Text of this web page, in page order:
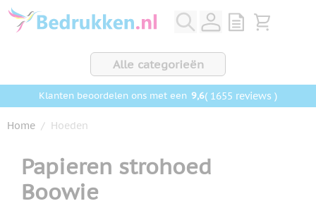
Ga naar de inhoud
View quote,
Bekijk
Alle categorieën
Klanten beoordelen ons met een 9,6( 1655 reviews )
Home / Hoeden
Papieren strohoed
Boowie